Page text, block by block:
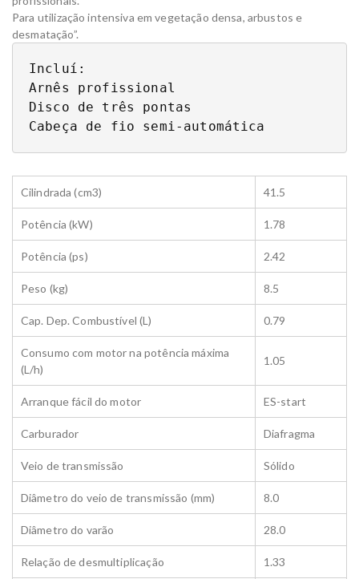
Para utilização intensiva em vegetação densa, arbustos e
desmatação”.
Incluí:
Arnês profissional
Disco de três pontas
Cabeça de fio semi-automática
Cilindrada (cm3) 41.5
Potência (kW) 1.78
Potência (ps) 2.42
Peso (kg) 8.5
Cap. Dep. Combustível (L) 0.79
Consumo com motor na potência máxima
(L/h)
1.05
Arranque fácil do motor ES-start
Carburador Diafragma
Veio de transmissão Sólido
Diâmetro do veio de transmissão (mm) 8.0
Diâmetro do varão 28.0
Relação de desmultiplicação 1.33